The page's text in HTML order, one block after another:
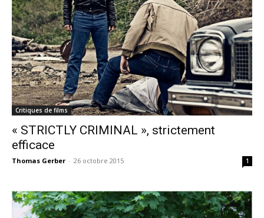
Critiques de films
« STRICTLY CRIMINAL », strictement
efficace
Thomas Gerber - 26 octobre 2015 1